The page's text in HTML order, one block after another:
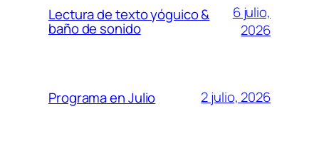
Lectura de texto yóguico &
baño de sonido
6 julio,
2026
Programa en Julio 2 julio, 2026